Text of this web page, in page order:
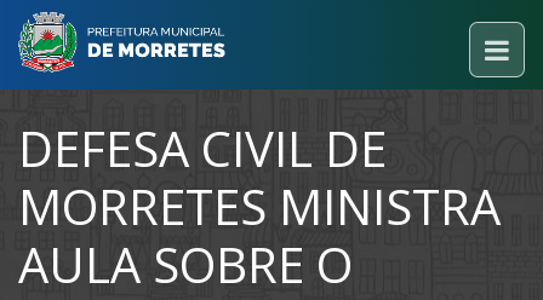
DEFESA CIVIL DE
MORRETES MINISTRA
AULA SOBRE O